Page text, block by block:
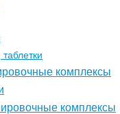
комплексы
комплексы